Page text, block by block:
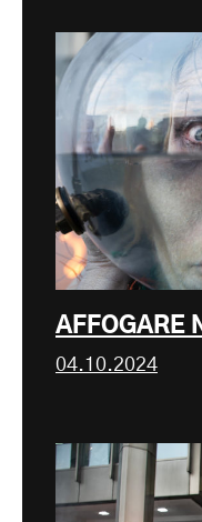
AFFOGARE
04.10.2024